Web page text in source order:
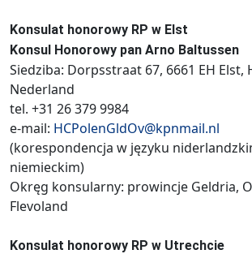
Konsulat honorowy RP w Elst
Konsul Honorowy pan Arno Baltussen
Siedziba: Dorpsstraat 67, 6661 EH Elst,
Nederland
tel. +31 26 379 9984
e-mail: HCPolenGldOv@kpnmail.nl
(korespondencja w języku
niemieckim)
Okręg konsularny: prowincje Geldria,
Flevoland
Konsulat honorowy RP w Utrechcie